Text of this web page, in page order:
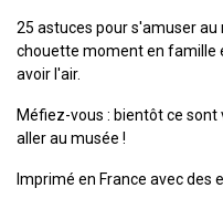
25 astuces pour s'amuser
chouette moment en famille
avoir l'air.
Méfiez-vous : bientôt ce
aller au musée !
Imprimé en France avec des